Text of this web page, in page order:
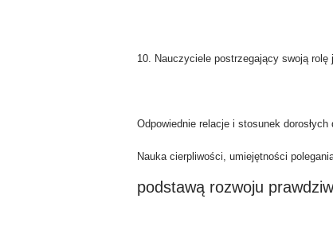
10. Nauczyciele postrzegający swoją
Odpowiednie relacje i stosunek
Nauka cierpliwości, umiejętności
podstawą rozwoju